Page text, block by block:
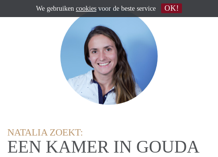
NATALIA ZOEKT:
EEN KAMER IN GOUDA
We gebruiken cookies voor de beste service OK!